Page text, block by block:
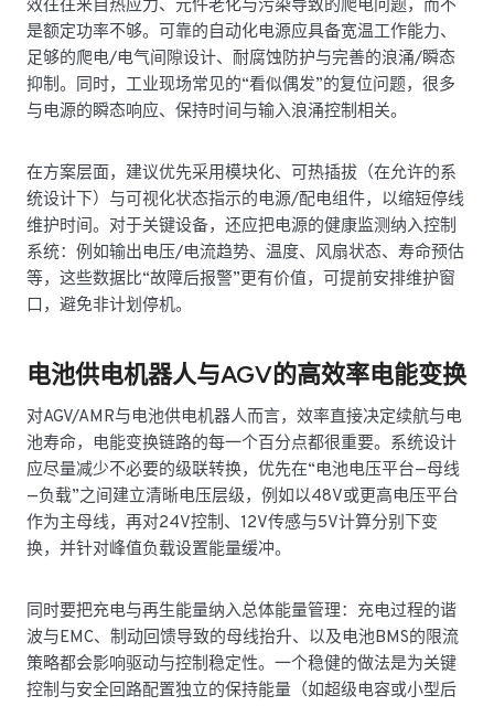
效往往来自热应力、元件老化与污染导致的爬电问题，而不
是额定功率不够。可靠的自动化电源应具备宽温工作能力、
足够的爬电/电气间隙设计、耐腐蚀防护与完善的浪涌/瞬态
抑制。同时，工业现场常见的“看似偶发”的复位问题，很多
与电源的瞬态响应、保持时间与输入浪涌控制相关。
在方案层面，建议优先采用模块化、可热插拔（在允许的系
统设计下）与可视化状态指示的电源/配电组件，以缩短停线
维护时间。对于关键设备，还应把电源的健康监测纳入控制
系统：例如输出电压/电流趋势、温度、风扇状态、寿命预估
等，这些数据比“故障后报警”更有价值，可提前安排维护窗
口，避免非计划停机。
电池供电机器人与AGV的高效率电能变换
对AGV/AMR与电池供电机器人而言，效率直接决定续航与电
池寿命，电能变换链路的每一个百分点都很重要。系统设计
应尽量减少不必要的级联转换，优先在“电池电压平台—母线
—负载”之间建立清晰电压层级，例如以48V或更高电压平台
作为主母线，再对24V控制、12V传感与5V计算分别下变
换，并针对峰值负载设置能量缓冲。
同时要把充电与再生能量纳入总体能量管理：充电过程的谐
波与EMC、制动回馈导致的母线抬升、以及电池BMS的限流
策略都会影响驱动与控制稳定性。一个稳健的做法是为关键
控制与安全回路配置独立的保持能量（如超级电容或小型后